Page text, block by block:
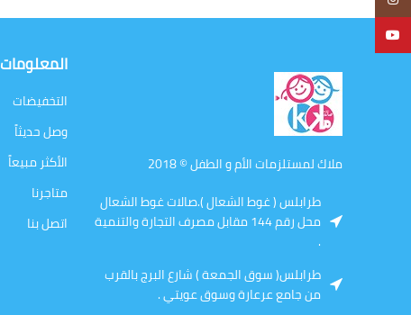
ملاك لمستلزمات الأم و الطفل © 2018
طرابلس ( غوط الشعال ).صالات غوط الشعال
محل رقم 144 مقابل مصرف التجارة والتنمية
.
طرابلس( سوق الجمعة ) شارع البرج بالقرب
من جامع عرعارة وسوق عويتي .
المعلومات
التخفيضات
وصل حديثاً
الأكثر مبيعاً
متاجرنا
اتصل بنا